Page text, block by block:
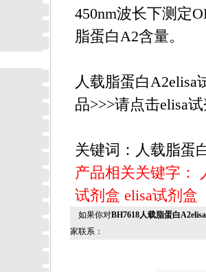
450nm波长下测定
脂蛋白A2含量。
人载脂蛋白A2elisa
品>>>请点击elisa
关键词：人载脂蛋
产品相关关键字：
试剂盒 elisa试剂盒
如果你对BH7618人载脂蛋白
家联系：